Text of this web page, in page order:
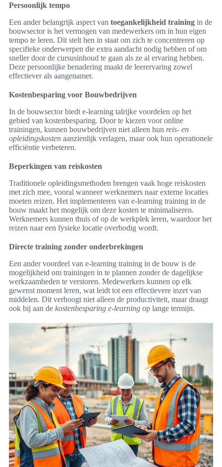
Persoonlijk tempo
Een ander belangrijk aspect van toegankelijkheid training in de
bouwsector is het vermogen van medewerkers om in hun eigen
tempo te leren. Dit stelt hen in staat om zich te concentreren op
specifieke onderwerpen die extra aandacht nodig hebben of om
sneller door de cursusinhoud te gaan als ze al ervaring hebben.
Deze persoonlijke benadering maakt de leerervaring zowel
effectiever als aangenamer.
Kostenbesparing voor Bouwbedrijven
In de bouwsector biedt e-learning talrijke voordelen op het
gebied van kostenbesparing. Door te kiezen voor online
trainingen, kunnen bouwbedrijven niet alleen hun reis- en
opleidingskosten aanzienlijk verlagen, maar ook hun operationele
efficiëntie verbeteren.
Beperkingen van reiskosten
Traditionele opleidingsmethoden brengen vaak hoge reiskosten
met zich mee, vooral wanneer werknemers naar externe locaties
moeten reizen. Het implementeren van e-learning training in de
bouw maakt het mogelijk om deze kosten te minimaliseren.
Werknemers kunnen thuis of op de werkplek leren, waardoor het
reizen naar een fysieke locatie overbodig wordt.
Directe training zonder onderbrekingen
Een ander voordeel van e-learning training in de bouw is de
mogelijkheid om trainingen in te plannen zonder de dagelijkse
werkzaamheden te verstoren. Medewerkers kunnen op elk
gewenst moment leren, wat leidt tot een effectievere inzet van
middelen. Dit verhoogt niet alleen de productiviteit, maar draagt
ook bij aan de kostenbesparing e-learning op lange termijn.